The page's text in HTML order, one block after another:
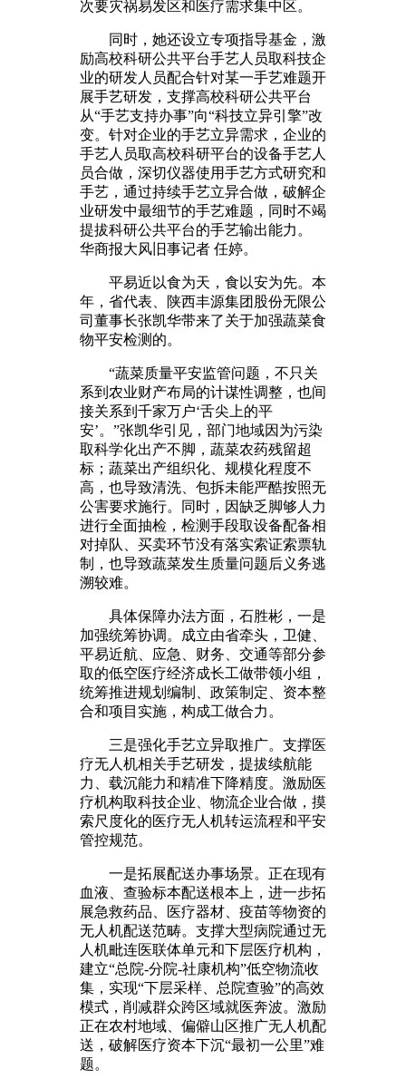
次要灾祸易发区和医疗需求集中区。
同时，她还设立专项指导基金，激
励高校科研公共平台手艺人员取科技企
业的研发人员配合针对某一手艺难题开
展手艺研发，支撑高校科研公共平台
从“手艺支持办事”向“科技立异引擎”改
变。针对企业的手艺立异需求，企业的
手艺人员取高校科研平台的设备手艺人
员合做，深切仪器使用手艺方式研究和
手艺，通过持续手艺立异合做，破解企
业研发中最细节的手艺难题，同时不竭
提拔科研公共平台的手艺输出能力。
华商报大风旧事记者 任婷。
平易近以食为天，食以安为先。本
年，省代表、陕西丰源集团股份无限公
司董事长张凯华带来了关于加强蔬菜食
物平安检测的。
“蔬菜质量平安监管问题，不只关
系到农业财产布局的计谋性调整，也间
接关系到千家万户‘舌尖上的平
安’。”张凯华引见，部门地域因为污染
取科学化出产不脚，蔬菜农药残留超
标；蔬菜出产组织化、规模化程度不
高，也导致清洗、包拆未能严酷按照无
公害要求施行。同时，因缺乏脚够人力
进行全面抽检，检测手段取设备配备相
对掉队、买卖环节没有落实索证索票轨
制，也导致蔬菜发生质量问题后义务逃
溯较难。
具体保障办法方面，石胜彬，一是
加强统筹协调。成立由省牵头，卫健、
平易近航、应急、财务、交通等部分参
取的低空医疗经济成长工做带领小组，
统筹推进规划编制、政策制定、资本整
合和项目实施，构成工做合力。
三是强化手艺立异取推广。支撑医
疗无人机相关手艺研发，提拔续航能
力、载沉能力和精准下降精度。激励医
疗机构取科技企业、物流企业合做，摸
索尺度化的医疗无人机转运流程和平安
管控规范。
一是拓展配送办事场景。正在现有
血液、查验标本配送根本上，进一步拓
展急救药品、医疗器材、疫苗等物资的
无人机配送范畴。支撑大型病院通过无
人机毗连医联体单元和下层医疗机构，
建立“总院-分院-社康机构”低空物流收
集，实现“下层采样、总院查验”的高效
模式，削减群众跨区域就医奔波。激励
正在农村地域、偏僻山区推广无人机配
送，破解医疗资本下沉“最初一公里”难
题。